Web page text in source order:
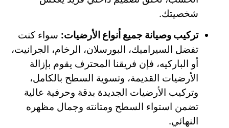
شخصيتك.
تركيب وصيانة جميع أنواع الأرضيات: سواء كنت
تفضل السيراميك، البورسلان، الرخام، الجرانيت،
أو الباركيه، فإن فريقنا المحترف يقوم بإزالة
الأرضيات القديمة، وتسوية السطح بالكامل،
وتركيب الأرضيات الجديدة بدقة وحرفية عالية
تضمن استواء السطح ومتانته وجمال مظهره
النهائي.